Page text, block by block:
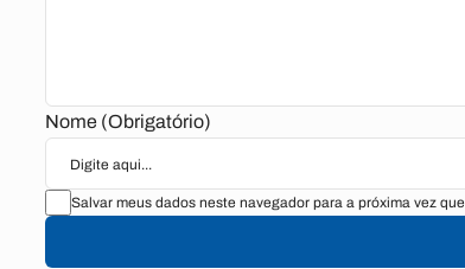
Nome (Obrigatório)
Salvar meus dados neste navegador para a próxima vez